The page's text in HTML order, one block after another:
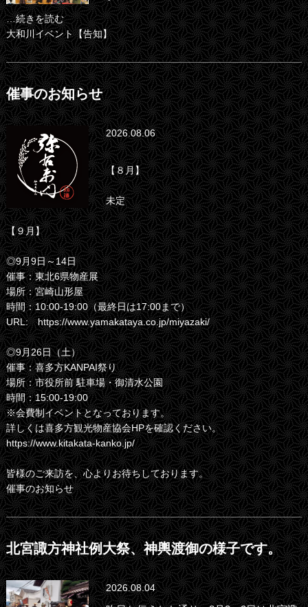
…続きを読む
大和川イベント【告知】
催事のお知らせ
2026.08.06
【８月】
未定
【９月】
◎9月9日～14日
催事：東北6県物産展
場所：宮崎山形屋
時間：10:00-19:00（最終日は17:00まで）
URL:https://www.yamakataya.co.jp/miyazaki/
◎9月26日（土）
催事：喜多方KANPAI祭り
場所：市役所前 駐車場・御清水公園
時間：15:00-19:00
※会費制イベントとなっております。
詳しくは喜多方観光物産協会HPを確認ください。
https://www.kitakata-kanko.jp/
皆様のご来訪を、心よりお待ちしております。
催事のお知らせ
北宮諏方神社例大祭、神輿渡御の様子です。
2026.08.04